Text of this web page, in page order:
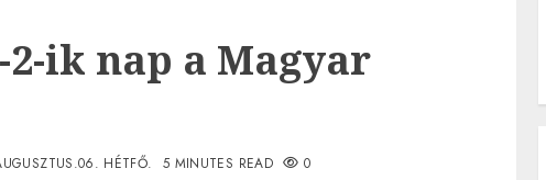
ik nap a Magyar
HÉTFŐ. 5 MINUTES READ 0